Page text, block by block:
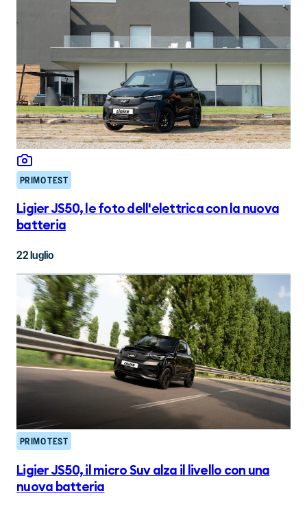
PRIMO TEST
Ligier JS50, le foto dell'elettrica con la nuova
batteria
22 luglio
PRIMO TEST
Ligier JS50, il micro Suv alza il livello con una
nuova batteria